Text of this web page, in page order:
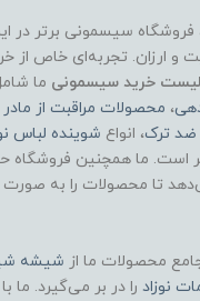
فروشگاه سیسمونی برتر در
و ارزان. تجربه‌ای خاص از
لیست خرید سیسمونی ما
، محصولات مراقبت از مادر
ضد ترک، انواع شوینده لباس
است. ما همچنین فروشگاه
تا محصولات را به
محصولات ما از شیشه
نوزاد را در بر می‌گیرد. ما